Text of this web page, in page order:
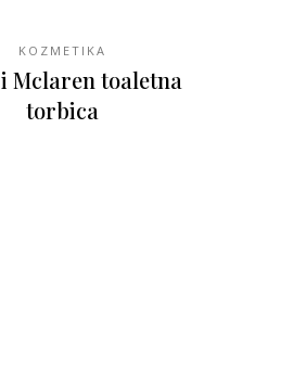
KOZMETIKA
Mclaren toaletna
torbica